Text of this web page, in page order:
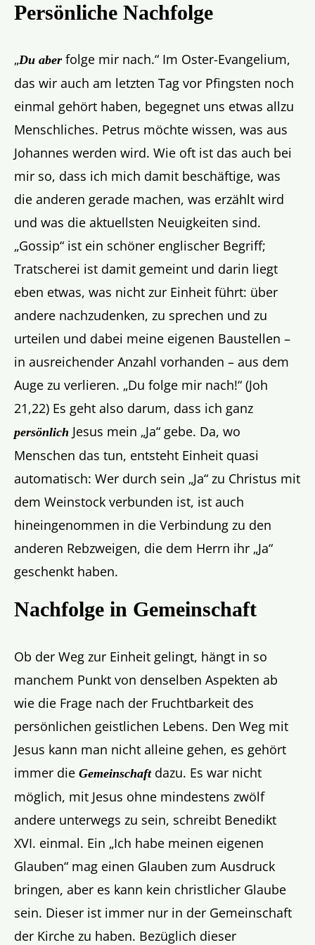
Persönliche Nachfolge
„Du aber folge mir nach.“ Im Oster-Evangelium,
das wir auch am letzten Tag vor Pfingsten noch
einmal gehört haben, begegnet uns etwas allzu
Menschliches. Petrus möchte wissen, was aus
Johannes werden wird. Wie oft ist das auch bei
mir so, dass ich mich damit beschäftige, was
die anderen gerade machen, was erzählt wird
und was die aktuellsten Neuigkeiten sind.
„Gossip“ ist ein schöner englischer Begriff;
Tratscherei ist damit gemeint und darin liegt
eben etwas, was nicht zur Einheit führt: über
andere nachzudenken, zu sprechen und zu
urteilen und dabei meine eigenen Baustellen –
in ausreichender Anzahl vorhanden – aus dem
Auge zu verlieren. „Du folge mir nach!“ (Joh
21,22) Es geht also darum, dass ich ganz
persönlich Jesus mein „Ja“ gebe. Da, wo
Menschen das tun, entsteht Einheit quasi
automatisch: Wer durch sein „Ja“ zu Christus mit
dem Weinstock verbunden ist, ist auch
hineingenommen in die Verbindung zu den
anderen Rebzweigen, die dem Herrn ihr „Ja“
geschenkt haben.
Nachfolge in Gemeinschaft
Ob der Weg zur Einheit gelingt, hängt in so
manchem Punkt von denselben Aspekten ab
wie die Frage nach der Fruchtbarkeit des
persönlichen geistlichen Lebens. Den Weg mit
Jesus kann man nicht alleine gehen, es gehört
immer die Gemeinschaftdazu. Es war nicht
möglich, mit Jesus ohne mindestens zwölf
andere unterwegs zu sein, schreibt Benedikt
XVI. einmal. Ein „Ich habe meinen eigenen
Glauben“ mag einen Glauben zum Ausdruck
bringen, aber es kann kein christlicher Glaube
sein. Dieser ist immer nur in der Gemeinschaft
der Kirche zu haben. Bezüglich dieser